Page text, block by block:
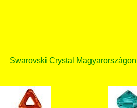
Swarovski Crystal